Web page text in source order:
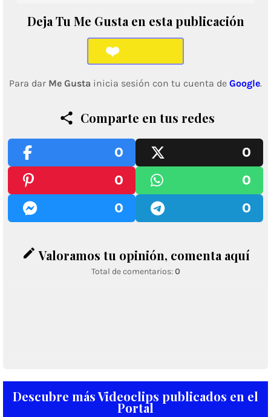
Deja Tu Me Gusta en esta publicación
❤️
Para dar Me Gusta inicia sesión con tu cuenta de Google.
Comparte en tus redes
0
0
0
0
0
0
edit Valoramos tu opinión, comenta aquí
Total de comentarios:0
Descubre más Videoclips publicados en el
Portal